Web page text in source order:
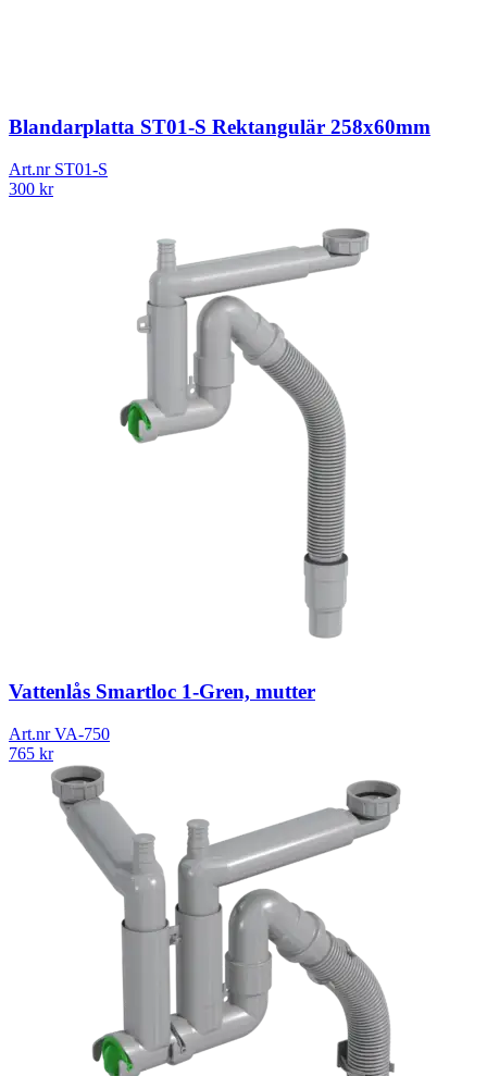
Blandarplatta ST01-S Rektangulär 258x60mm
Art.nr ST01-S
300 kr
Vattenlås Smartloc 1-Gren, mutter
Art.nrVA-750
765 kr